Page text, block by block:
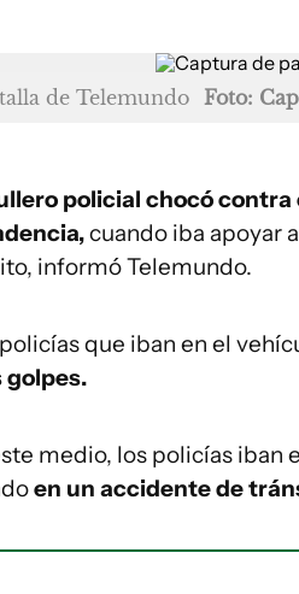
de Telemundo Foto:
policial chocó
cuando iba apoyar
informó Telemundo.
que iban en el
golpes.
medio, los policías iban
en un accidente de